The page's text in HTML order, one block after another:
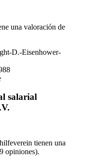
una valoración de
D.-Eisenhower-
salarial
tienen una
opiniones).